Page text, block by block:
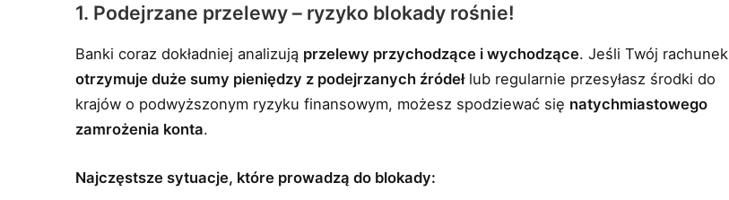
1. Podejrzane przelewy – ryzyko blokady rośnie!
Banki coraz dokładniej analizują przelewy przychodzące i wychodzące. Jeśli Twój rachunek
otrzymuje duże sumy pieniędzy z podejrzanych źródełlub regularnie przesyłasz środki do
krajów o podwyższonym ryzyku finansowym, możesz spodziewać się natychmiastowego
zamrożenia konta.
Najczęstsze sytuacje, które prowadzą do blokady: